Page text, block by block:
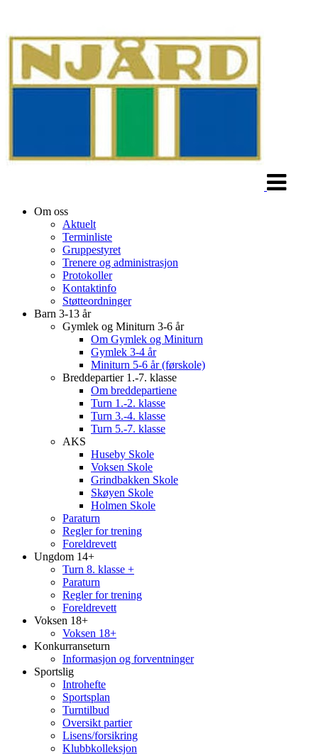
Om oss
Aktuelt
Terminliste
Gruppestyret
Trenere og administrasjon
Protokoller
Kontaktinfo
Støtteordninger
Barn 3-13 år
Gymlek og Miniturn 3-6 år
Om Gymlek og Miniturn
Gymlek 3-4 år
Miniturn 5-6 år (førskole)
Breddepartier 1.-7. klasse
Om breddepartiene
Turn 1.-2. klasse
Turn 3.-4. klasse
Turn 5.-7. klasse
AKS
Huseby Skole
Voksen Skole
Grindbakken Skole
Skøyen Skole
Holmen Skole
Paraturn
Regler for trening
Foreldrevett
Ungdom 14+
Turn 8. klasse +
Paraturn
Regler for trening
Foreldrevett
Voksen 18+
Voksen 18+
Konkurranseturn
Informasjon og forventninger
Sportslig
Introhefte
Sportsplan
Turntilbud
Oversikt partier
Lisens/forsikring
Klubbkolleksjon